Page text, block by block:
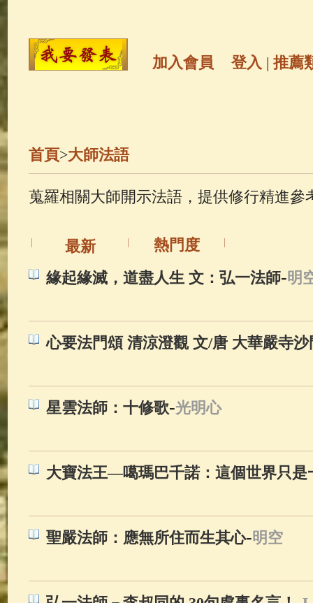
金山活佛
善財童子五十三參
佛典故事 (37) 佛說療痔(腫瘤)
加入會員 登入 | 推薦
首頁>大師法語
蒐羅相關大師開示法語，提供修行精進參
最新
熱門度
緣起緣滅，道盡人生 文：弘一法師-明
心要法門頌 清涼澄觀 文/唐 大華嚴寺沙
星雲法師：十修歌-光明心
大寶法王—噶瑪巴千諾：這個世界只是
聖嚴法師：應無所住而生其心-明空